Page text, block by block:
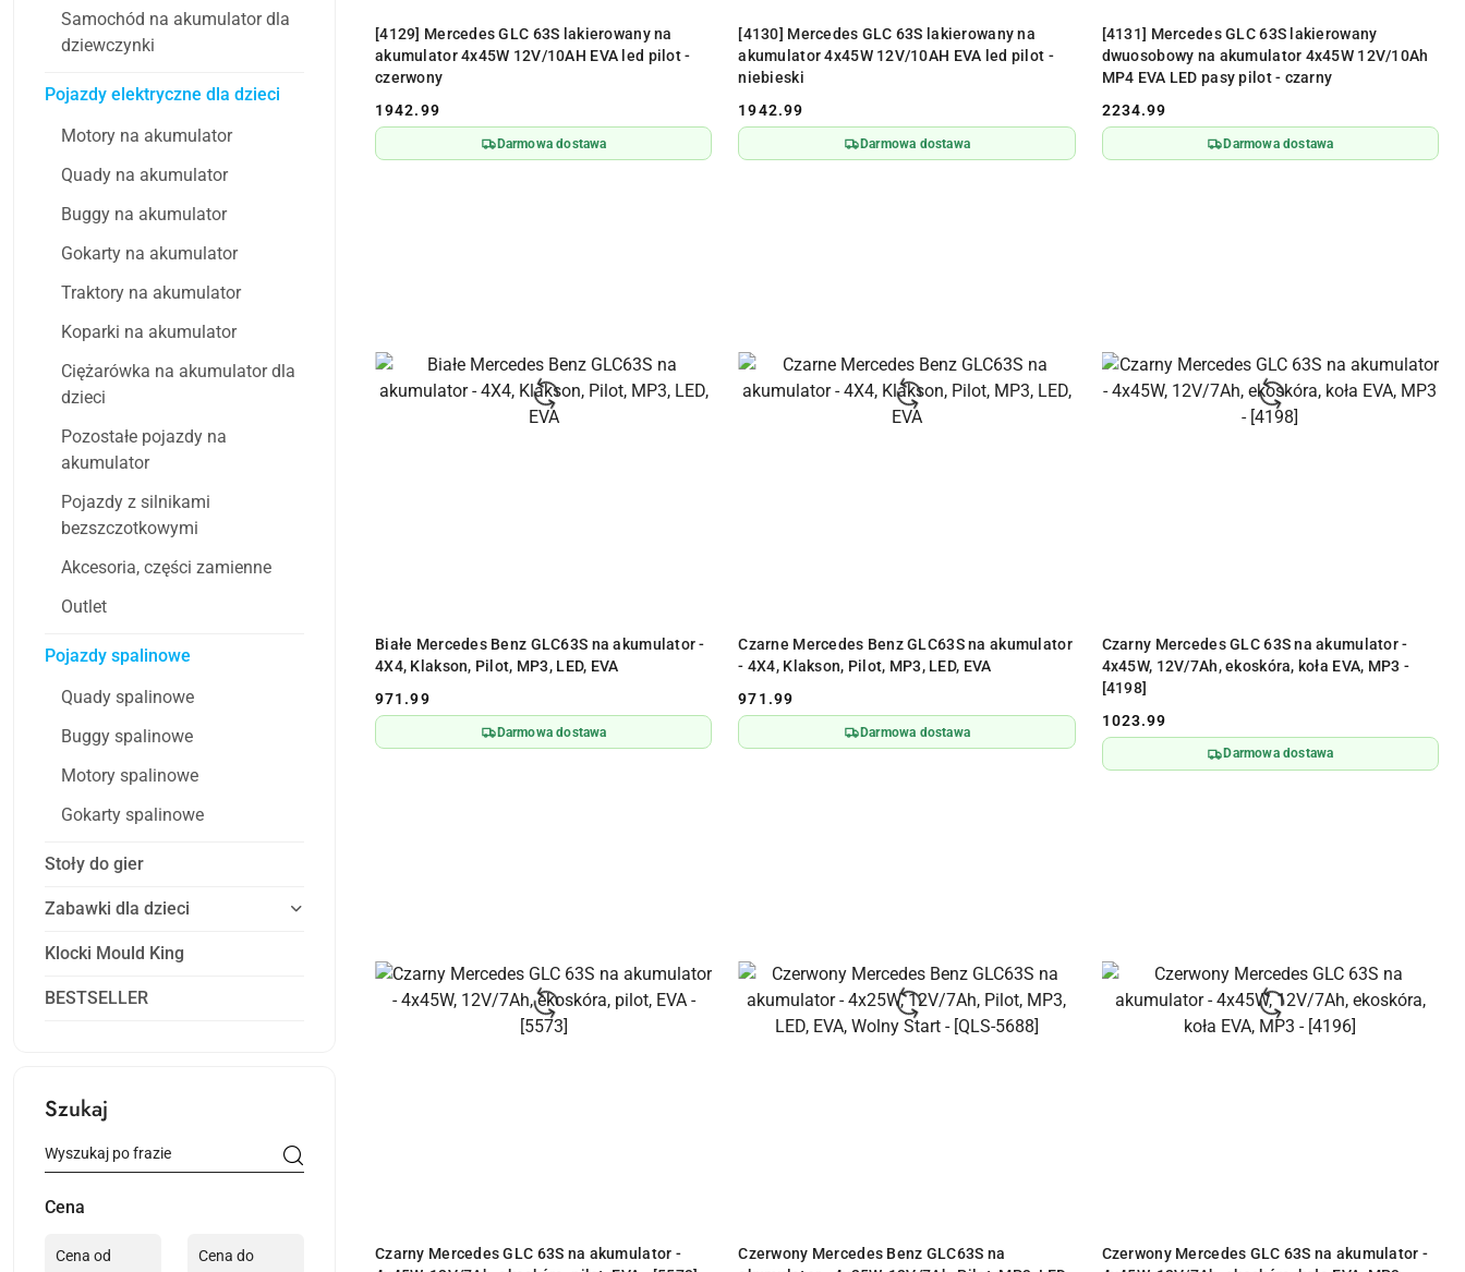
Samochód na akumulator dla
dziewczynki
Pojazdy elektryczne dla dzieci
Motory na akumulator
Quady na akumulator
Buggy na akumulator
Gokarty na akumulator
Traktory na akumulator
Koparki na akumulator
Ciężarówka na akumulator dla
dzieci
Pozostałe pojazdy na
akumulator
Pojazdy z silnikami
bezszczotkowymi
Akcesoria, części zamienne
Outlet
Pojazdy spalinowe
Quady spalinowe
Buggy spalinowe
Motory spalinowe
Gokarty spalinowe
Stoły do gier
Zabawki dla dzieci
Klocki Mould King
BESTSELLER
Szukaj
Cena
[4129] Mercedes GLC 63S lakierowany na
akumulator 4x45W 12V/10AH EVA led pilot -
czerwony
Cena:
1942.99
Darmowa dostawa
[4130] Mercedes GLC 63S lakierowany na
akumulator 4x45W 12V/10AH EVA led pilot -
niebieski
Cena:
1942.99
Darmowa dostawa
[4131] Mercedes GLC 63S lakierowany
dwuosobowy na akumulator 4x45W 12V/10Ah
MP4 EVA LED pasy pilot - czarny
Cena:
2234.99
Darmowa dostawa
Białe Mercedes Benz GLC63S na akumulator -
4X4, Klakson, Pilot, MP3, LED, EVA
Cena:
971.99
Darmowa dostawa
Czarne Mercedes Benz GLC63S na akumulator
- 4X4, Klakson, Pilot, MP3, LED, EVA
Cena:
971.99
Darmowa dostawa
Czarny Mercedes GLC 63S na akumulator -
4x45W, 12V/7Ah, ekoskóra, koła EVA, MP3 -
[4198]
Cena:
1023.99
Darmowa dostawa
Czarny Mercedes GLC 63S na akumulator -
Czerwony Mercedes Benz GLC63S na
Czerwony Mercedes GLC 63S na akumulator -